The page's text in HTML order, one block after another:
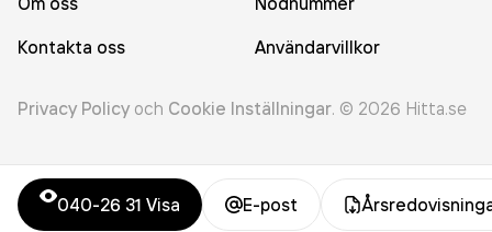
040-26 31 Visa E-post
Kontakta oss
Användarvillkor
Privacy Policy och Cookie Inställningar. © 2026 Hitta.se